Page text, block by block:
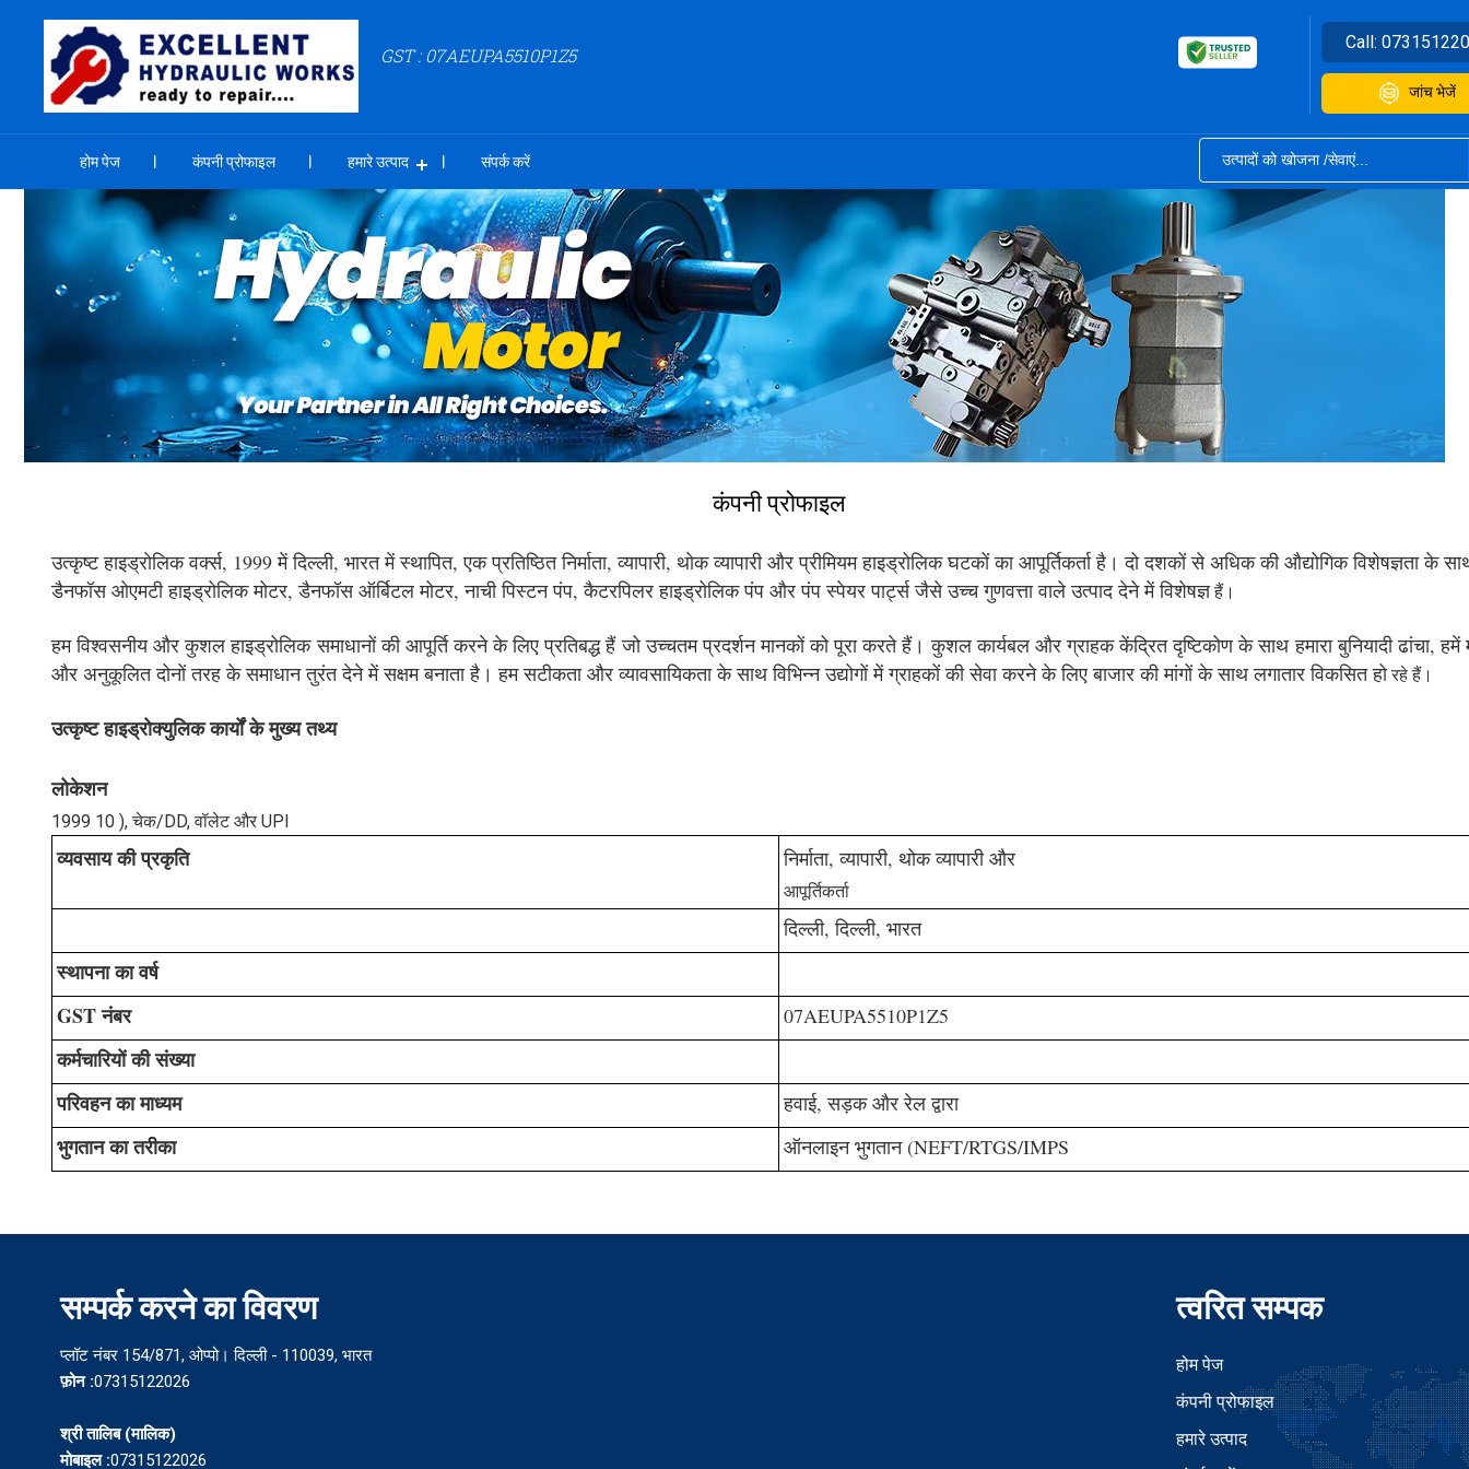
GST : 07AEUPA5510P1Z5
Call:
जांच भेजें
होम पेज कंपनी प्रोफाइल हमारे उत्पाद संपर्क करें
कंपनी प्रोफाइल
उत्कृष्ट हाइड्रोलिक वर्क्स, 1999 में दिल्ली, भारत में स्थापित, एक प्रतिष्ठित निर्माता, व्यापारी, थोक व्यापारी और प्रीमियम हाइड्रोलिक घटकों का आपूर्तिकर्ता है। दो दशकों से अधिक की औद्योगिक विशेषज्ञता के
डैनफॉस ओएमटी हाइड्रोलिक मोटर, डैनफॉस ऑर्बिटल मोटर, नाची पिस्टन पंप, कैटरपिलर हाइड्रोलिक पंप और पंप स्पेयर पार्ट्स जैसे उच्च गुणवत्ता वाले उत्पाद देने में विशेषज्ञहैं।
हम विश्वसनीय और कुशल हाइड्रोलिक समाधानों की आपूर्ति करने के लिए प्रतिबद्ध हैं जो उच्चतम प्रदर्शन मानकों को पूरा करते हैं। कुशल कार्यबल और ग्राहक केंद्रित दृष्टिकोण के साथ हमारा बुनियादी ढांचा, हमें
और अनुकूलित दोनों तरह के समाधान तुरंत देने में सक्षम बनाता है। हम सटीकता और व्यावसायिकता के साथ विभिन्न उद्योगों में ग्राहकों की सेवा करने के लिए बाजार की मांगों के साथ लगातार विकसित होरहे हैं।
उत्कृष्ट हाइड्रोक्युलिक कार्यों के मुख्य तथ्य
लोकेशन
1999 10 ), चेक/DD, वॉलेट और UPI
व्यवसाय की प्रकृति निर्माता, व्यापारी, थोक व्यापारी और
आपूर्तिकर्ता
दिल्ली, दिल्ली, भारत
स्थापना का वर्ष
GST नंबर
07AEUPA5510P1Z5
कर्मचारियों की संख्या
परिवहन का माध्यम
हवाई, सड़क और रेल द्वारा
भुगतान का तरीका ऑनलाइन भुगतान (NEFT/RTGS/IMPS
सम्पर्क करने का विवरण
प्लॉट नंबर 154/871, ओप्पो। दिल्ली - 110039, भारत
फ़ोन :07315122026
श्री तालिब(मालिक)
मोबाइल :07315122026
त्वरित सम्पक
होम पेज
कंपनी प्रोफाइल
हमारे उत्पाद